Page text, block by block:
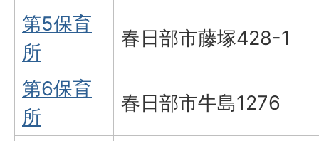
第5保育
所
春日部市藤塚428-1
第6保育
所
春日部市牛島1276